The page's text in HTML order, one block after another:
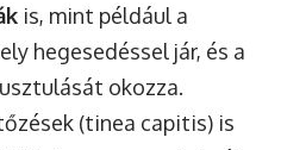
is, mint például a
hegesedéssel jár, és a
okozza.
(tinea capitis) is